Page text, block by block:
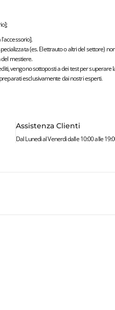
(es. Elettrauto o altri del settore)
mestiere.
vengono sottoposti a dei test per
esclusivamente dai nostri esperti.
Assistenza Clienti
Dal Lunedì al Venerdì dalle 10:00 alle